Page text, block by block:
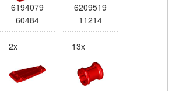
6194079
60484
6209519
11214
2x 13x